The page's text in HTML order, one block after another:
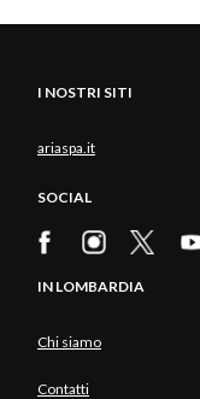
I NOSTRI SITI
ariaspa.it
SOCIAL
IN LOMBARDIA
Chi siamo
Contatti